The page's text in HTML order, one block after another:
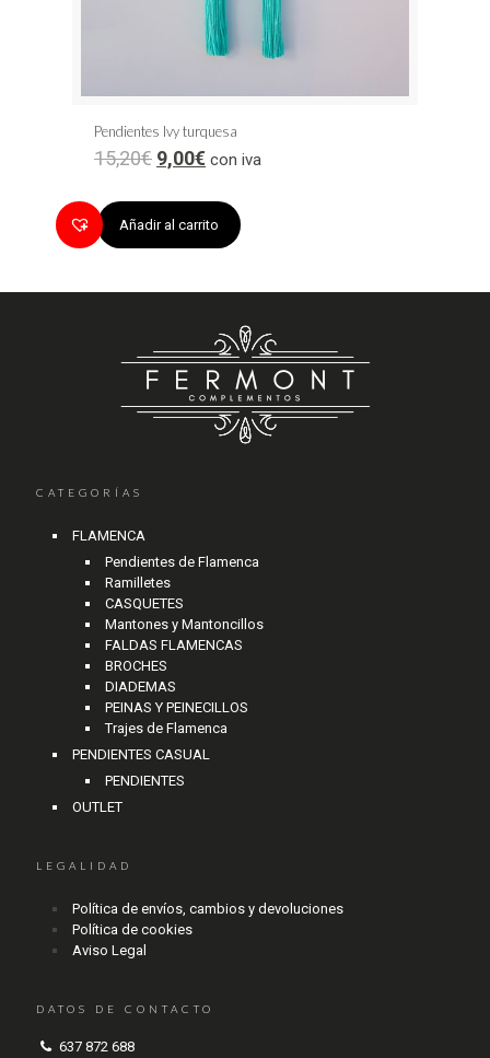
Pendientes Ivy turquesa
15,20€ 9,00€ con iva
Añadir al carrito
CATEGORÍAS
FLAMENCA
Pendientes de Flamenca
Ramilletes
CASQUETES
Mantones y Mantoncillos
FALDAS FLAMENCAS
BROCHES
DIADEMAS
PEINAS Y PEINECILLOS
Trajes de Flamenca
PENDIENTES CASUAL
PENDIENTES
OUTLET
LEGALIDAD
Política de envíos, cambios y devoluciones
Política de cookies
Aviso Legal
DATOS DE CONTACTO
637 872 688